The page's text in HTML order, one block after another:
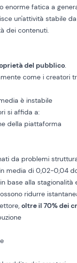
enorme fatica a
un'attività stabile
dei contenuti.
del pubblico.
come i creatori
è instabile
si affida a:
della piattaforma
da problemi
media di 0,02-0,04
base alla stagionalità
ridurre
oltre il 70% dei